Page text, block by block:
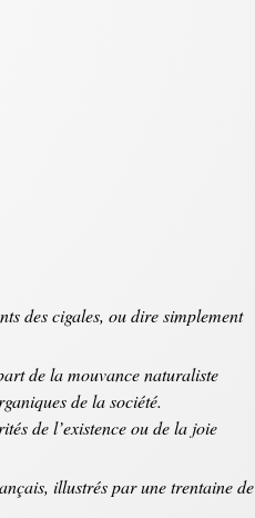
des cigales, ou dire simplement
de la mouvance naturaliste
de la société.
de l’existence ou de la joie
illustrés par une trentaine de